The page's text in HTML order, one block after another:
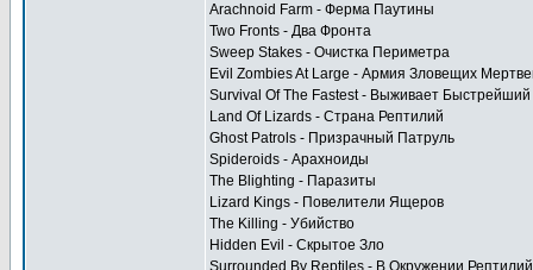
Arachnoid Farm - Ферма Паутины
Two Fronts - Два Фронта
Sweep Stakes - Очистка Периметра
Evil Zombies At Large - Армия Зловещих
Survival Of The Fastest - Выживает Быстрейший
Land Of Lizards - Страна Рептилий
Ghost Patrols - Призрачный Патруль
Spideroids - Арахноиды
The Blighting - Паразиты
Lizard Kings - Повелители Ящеров
The Killing - Убийство
Hidden Evil - Скрытое Зло
Surrounded By Reptiles - В Окружении Рептилий